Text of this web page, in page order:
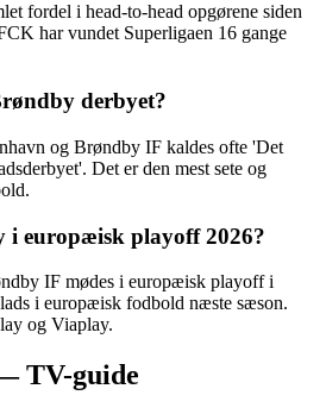
fordel i head-to-head opgørene siden
har vundet Superligaen 16 gange
derbyet?
og Brøndby IF kaldes ofte 'Det
Det er den mest sete og
europæisk playoff 2026?
IF mødes i europæisk playoff i
i europæisk fodbold næste sæson.
og Viaplay.
TV-guide